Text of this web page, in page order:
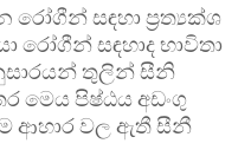
සඳහා ප්‍රත්‍යක්ශ
රෝගීන් සඳහාද භාවිතා
තුලින් සීනි
මෙය පිෂ්ඨය අඩංගු
ආහාර වල ඇතී සීනී